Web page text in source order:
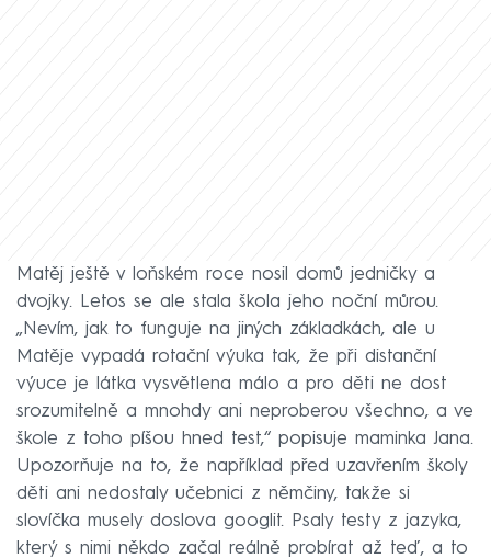
Matěj ještě v loňském roce nosil domů jedničky a
dvojky. Letos se ale stala škola jeho noční můrou.
„Nevím, jak to funguje na jiných základkách, ale u
Matěje vypadá rotační výuka tak, že při distanční
výuce je látka vysvětlena málo a pro děti ne dost
srozumitelně a mnohdy ani neproberou všechno, a ve
škole z toho píšou hned test,“ popisuje maminka Jana.
Upozorňuje na to, že například před uzavřením školy
děti ani nedostaly učebnici z němčiny, takže si
slovíčka musely doslova googlit. Psaly testy z jazyka,
který s nimi někdo začal reálně probírat až teď, a to